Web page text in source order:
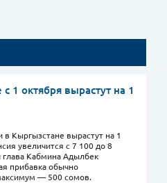
1 октября вырастут на 1
в Кыргызстане вырастут на 1
увеличится с 7 100 до 8
Кабмина Адылбек
прибавка обычно
— 500 сомов.